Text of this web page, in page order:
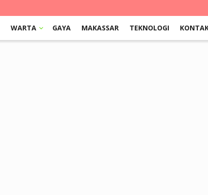
WARTA GAYA MAKASSAR TEKNOLOGI